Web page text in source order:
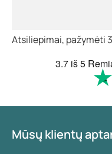
Atsiliepimai, pažymėti
3.7 iš 5
Mūsų klientų